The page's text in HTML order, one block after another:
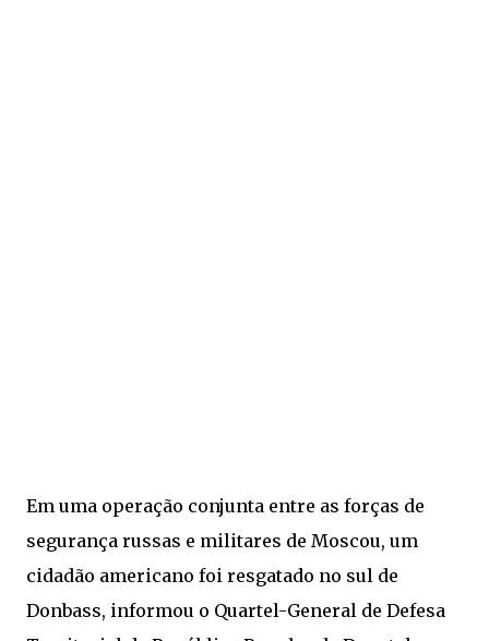
Em uma operação conjunta entre as forças de
segurança russas e militares de Moscou, um
cidadão americano foi resgatado no sul de
Donbass, informou o Quartel-General de Defesa